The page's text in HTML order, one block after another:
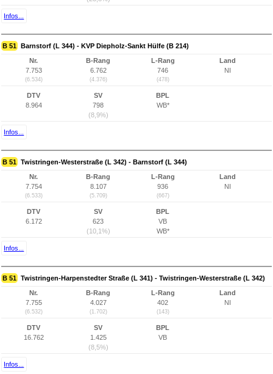
Infos...
B 51 Barnstorf (L 344) - KVP Diepholz-Sankt Hülfe (B 214)
Nr.
7.753
(6.534)
B-Rang
6.762
(4.376)
L-Rang
746
(478)
Land
NI
DTV
8.964
SV
798
(8,9%)
BPL
WB*
Infos...
B 51 Twistringen-Westerstraße (L 342) - Barnstorf (L 344)
Nr.
7.754
(6.533)
B-Rang
8.107
(5.709)
L-Rang
936
(667)
Land
NI
DTV
6.172
SV
623
(10,1%)
BPL
VB
WB*
Infos...
B 51 Twistringen-Harpenstedter Straße (L 341) - Twistringen-Westerstraße (L 342)
Nr.
7.755
(6.532)
B-Rang
4.027
(1.702)
L-Rang
402
(143)
Land
NI
DTV
16.762
SV
1.425
(8,5%)
BPL
VB
Infos...